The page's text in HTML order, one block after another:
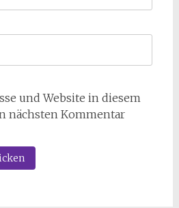
und Website in diesem
nächsten Kommentar